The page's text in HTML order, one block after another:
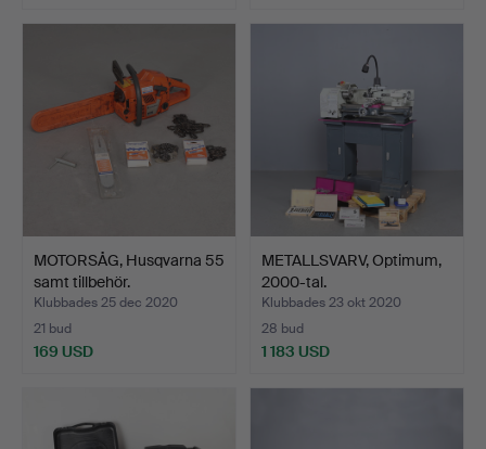
MOTORSÅG, Husqvarna 55
samt tillbehör.
Klubbades 25 dec 2020
21 bud
169 USD
METALLSVARV, Optimum,
2000-tal.
Klubbades 23 okt 2020
28 bud
1 183 USD